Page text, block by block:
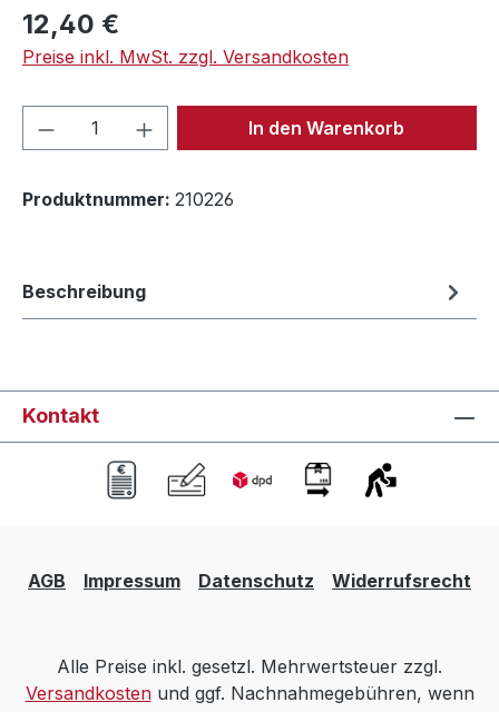
Regulärer Preis:
12,40 €
Preise inkl. MwSt. zzgl. Versandkosten
Produkt Anzahl: Gib denIn den Warenkorb
Produktnummer: 210226
Beschreibung
Kontakt
AGB Impressum Datenschutz Widerrufsrecht
Alle Preise inkl. gesetzl. Mehrwertsteuer zzgl.
Versandkostenund ggf. Nachnahmegebühren, wenn